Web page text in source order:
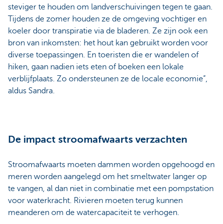
steviger te houden om landverschuivingen tegen te gaan.
Tijdens de zomer houden ze de omgeving vochtiger en
koeler door transpiratie via de bladeren. Ze zijn ook een
bron van inkomsten: het hout kan gebruikt worden voor
diverse toepassingen. En toeristen die er wandelen of
hiken, gaan nadien iets eten of boeken een lokale
verblijfplaats. Zo ondersteunen ze de locale economie”,
aldus Sandra.
De impact stroomafwaarts verzachten
Stroomafwaarts moeten dammen worden opgehoogd en
meren worden aangelegd om het smeltwater langer op
te vangen, al dan niet in combinatie met een pompstation
voor waterkracht. Rivieren moeten terug kunnen
meanderen om de watercapaciteit te verhogen.